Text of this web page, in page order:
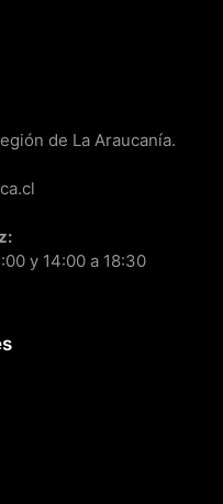
de La Araucanía.
y 14:00 a 18:30